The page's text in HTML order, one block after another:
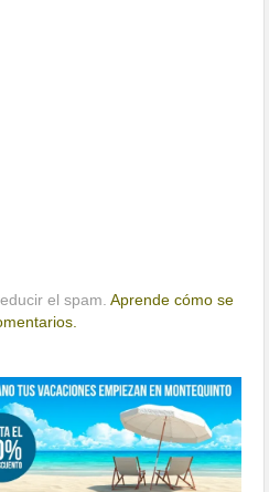
el spam.Aprende cómo se